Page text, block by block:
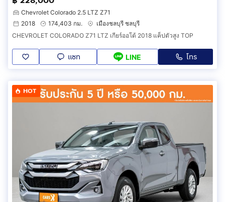
Chevrolet Colorado 2.5 LTZ Z71
2018
174,403 กม.
เมืองชลบุรี ชลบุรี
CHEVROLET COLORADO Z71 LTZ เกียร์ออโต้ 2018 แค็ปตัวสูง TOP
แชท LINE โทร
HOT